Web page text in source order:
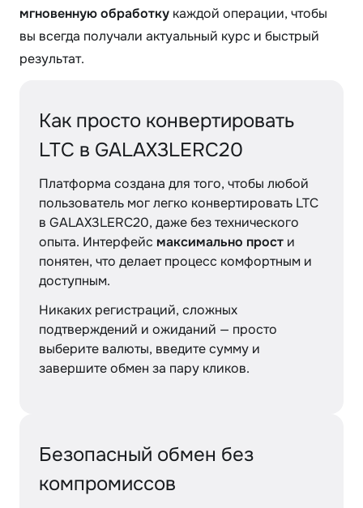
мгновенную обработку каждой операции, чтобы
вы всегда получали актуальный курс и быстрый
результат.
Как просто конвертировать
LTC в GALAX3LERC20
Платформа создана для того, чтобы любой
пользователь мог легко конвертировать LTC
в GALAX3LERC20, даже без технического
опыта. Интерфейс максимально прост и
понятен, что делает процесс комфортным и
доступным.
Никаких регистраций, сложных
подтверждений и ожиданий — просто
выберите валюты, введите сумму и
завершите обмен за пару кликов.
Безопасный обмен без
компромиссов